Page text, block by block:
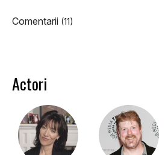
Comentarii (11)
Actori